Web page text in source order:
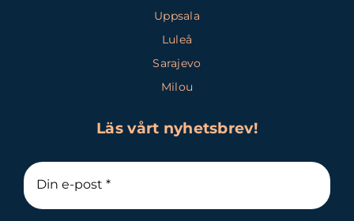
Uppsala
Luleå
Sarajevo
Milou
Läs vårt nyhetsbrev!